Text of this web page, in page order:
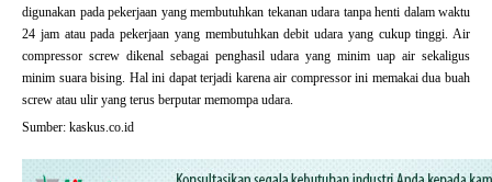
digunakan pada pekerjaan yang membutuhkan tekanan udara tanpa henti dalam waktu
24 jam atau pada pekerjaan yang membutuhkan debit udara yang cukup tinggi. Air
compressor screw dikenal sebagai penghasil udara yang minim uap air sekaligus
minim suara bising. Hal ini dapat terjadi karena air compressor ini memakai dua buah
screw atau ulir yang terus berputar memompa udara.
Sumber: kaskus.co.id